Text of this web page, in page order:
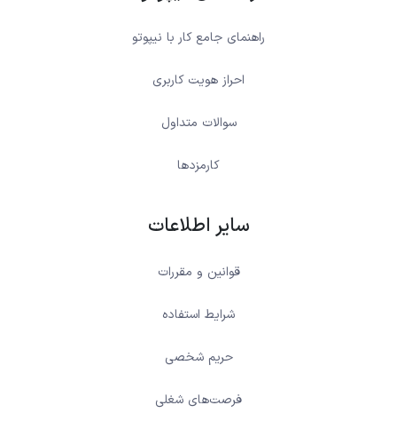
راهنمای جامع کار با نیپوتو
احراز هویت کاربری
سوالات متداول
کارمزدها
سایر اطلاعات
قوانین و مقررات
شرایط استفاده
حریم شخصی
فرصت‌های شغلی